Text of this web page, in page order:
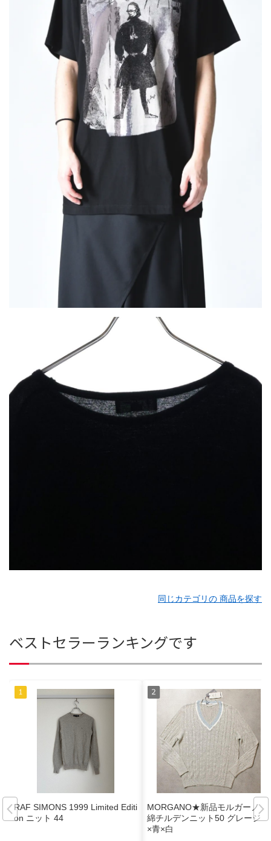
同じカテゴリの 商品を探す
ベストセラーランキングです
RAF SIMONS 1999 Limited Editi
on ニット 44
MORGANO★新品モルガーノ 麻
綿チルデンニット50 グレージュ
×青×白